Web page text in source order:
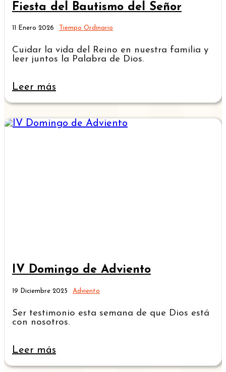
Fiesta del Bautismo del Señor
11 Enero 2026 Tiempo Ordinario
Cuidar la vida del Reino en nuestra familia y
leer juntos la Palabra de Dios.
Leer más
IV Domingo de Adviento
19 Diciembre 2025 Adviento
Ser testimonio esta semana de que Dios está
con nosotros.
Leer más